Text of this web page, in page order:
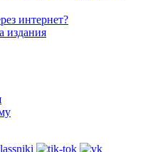
интернет?
издания